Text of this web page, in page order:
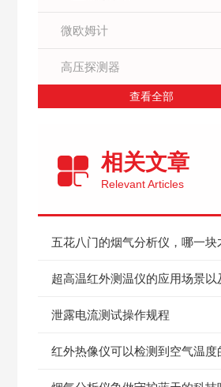
微欧姆计
高压探测器
查看全部
相关文章
Relevant Articles
泄露电流测试操作规程
红外热像仪可以检测到空气温度